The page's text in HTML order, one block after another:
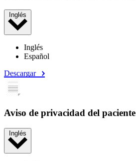
Inglés
Inglés
Español
Descargar
Aviso de privacidad del paciente
Inglés